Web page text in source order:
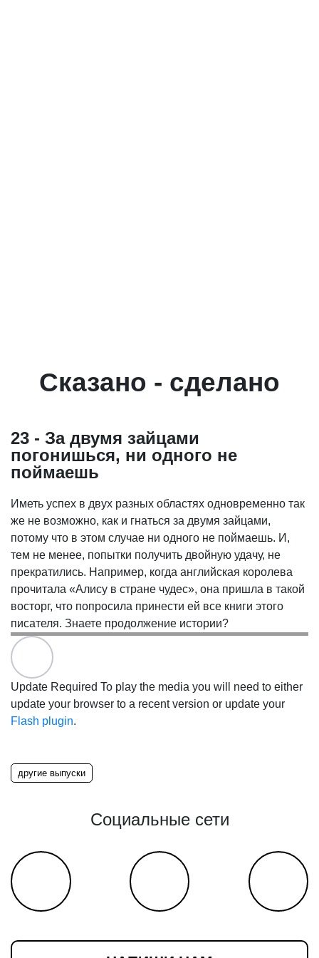
Сказано - сделано
23 - За двумя зайцами
погонишься, ни одного не
поймаешь
Иметь успех в двух разных областях одновременно так
же не возможно, как и гнаться за двумя зайцами,
потому что в этом случае ни одного не поймаешь. И,
тем не менее, попытки получить двойную удачу, не
прекратились. Например, когда английская королева
прочитала «Алису в стране чудес», она пришла в такой
восторг, что попросила принести ей все книги этого
писателя. Знаете продолжение истории?
Update Required To play the media you will need to either
update your browser to a recent version or update your
Flash plugin.
другие выпуски
Социальные сети